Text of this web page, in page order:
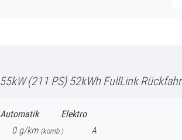
52kWh FullLink Rückfahrkamera Sportsitze vorne
Automatik
Elektro
0 g/km (komb.) A